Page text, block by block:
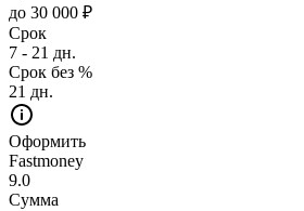
до 30 000 ₽
Срок
7 - 21 дн.
Срок без %
21 дн.
Оформить
Fastmoney
9.0
Сумма